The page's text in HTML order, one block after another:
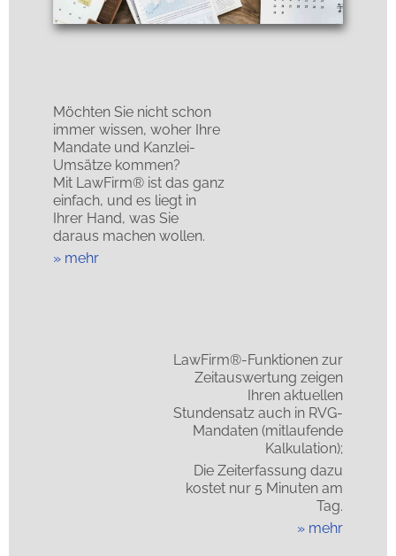
Möchten Sie nicht schon
immer wissen, woher Ihre
Mandate und Kanzlei-
Umsätze kommen?
Mit LawFirm® ist das ganz
einfach, und es liegt in
Ihrer Hand, was Sie
daraus machen wollen.
mehr
LawFirm®-Funktionen zur
Zeitauswertung zeigen
Ihren aktuellen
Stundensatz auch in RVG-
Mandaten (mitlaufende
Kalkulation);
Die Zeiterfassung dazu
kostet nur 5 Minuten am
Tag.
mehr